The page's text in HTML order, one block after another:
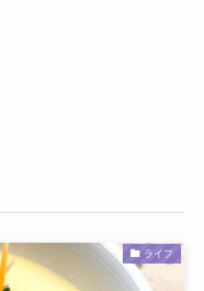
ライフ